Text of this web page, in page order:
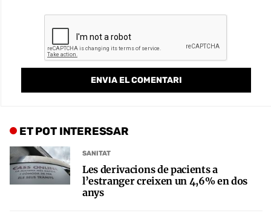
ET POT INTERESSAR
SANITAT
Les derivacions de pacients a
l’estranger creixen un 4,6% en dos
anys